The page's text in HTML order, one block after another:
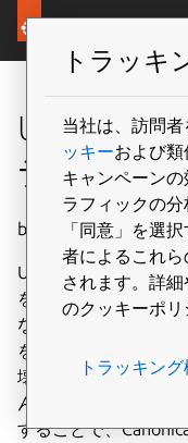
Ubuntu
ティ最新
by Canonical on 8
Ubuntu 26.04 LTSは
を重視したLTSリリ
なく、システムのあ
を引き上げ、全体的
壊したり、手動での
ん。セキュリティの
することで、
トラッキ
当社は、訪問
ッキーおよび類
キャンペーン
ラフィックの分
「同意」を選
者によるこれ
されます。詳
のクッキーポリ
トラッキン